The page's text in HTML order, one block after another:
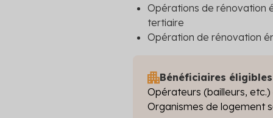
Opérations de rénovation
tertiaire
Opération de rénovation
Bénéficiaires éligibles
Opérateurs (bailleurs, etc.)
Organismes de logement